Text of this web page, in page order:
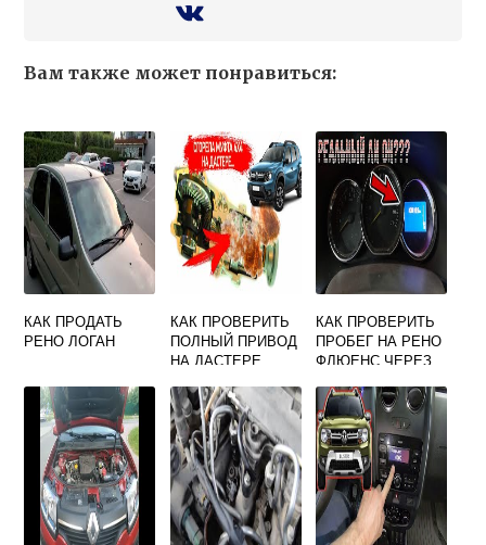
Вам также может понравиться:
КАК ПРОДАТЬ
РЕНО ЛОГАН
КАК ПРОВЕРИТЬ
ПОЛНЫЙ ПРИВОД
НА ДАСТЕРЕ
КАК ПРОВЕРИТЬ
ПРОБЕГ НА РЕНО
ФЛЮЕНС ЧЕРЕЗ